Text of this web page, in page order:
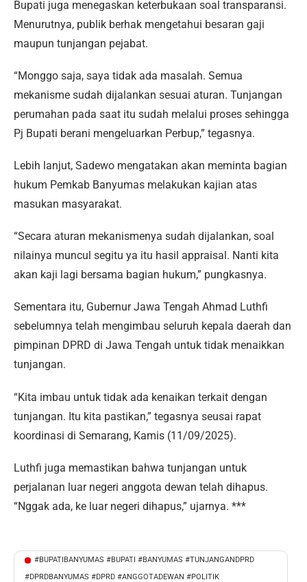
Bupati juga menegaskan keterbukaan soal transparansi.
Menurutnya, publik berhak mengetahui besaran gaji
maupun tunjangan pejabat.
“Monggo saja, saya tidak ada masalah. Semua
mekanisme sudah dijalankan sesuai aturan. Tunjangan
perumahan pada saat itu sudah melalui proses sehingga
Pj Bupati berani mengeluarkan Perbup,” tegasnya.
Lebih lanjut, Sadewo mengatakan akan meminta bagian
hukum Pemkab Banyumas melakukan kajian atas
masukan masyarakat.
“Secara aturan mekanismenya sudah dijalankan, soal
nilainya muncul segitu ya itu hasil appraisal. Nanti kita
akan kaji lagi bersama bagian hukum,” pungkasnya.
Sementara itu, Gubernur Jawa Tengah Ahmad Luthfi
sebelumnya telah mengimbau seluruh kepala daerah dan
pimpinan DPRD di Jawa Tengah untuk tidak menaikkan
tunjangan.
“Kita imbau untuk tidak ada kenaikan terkait dengan
tunjangan. Itu kita pastikan,” tegasnya seusai rapat
koordinasi di Semarang, Kamis (11/09/2025).
Luthfi juga memastikan bahwa tunjangan untuk
perjalanan luar negeri anggota dewan telah dihapus.
“Nggak ada, ke luar negeri dihapus,” ujarnya. ***
#BUPATIBANYUMAS #BUPATI #BANYUMAS #TUNJANGANDPRD
#DPRDBANYUMAS #DPRD #ANGGOTADEWAN #POLITIK